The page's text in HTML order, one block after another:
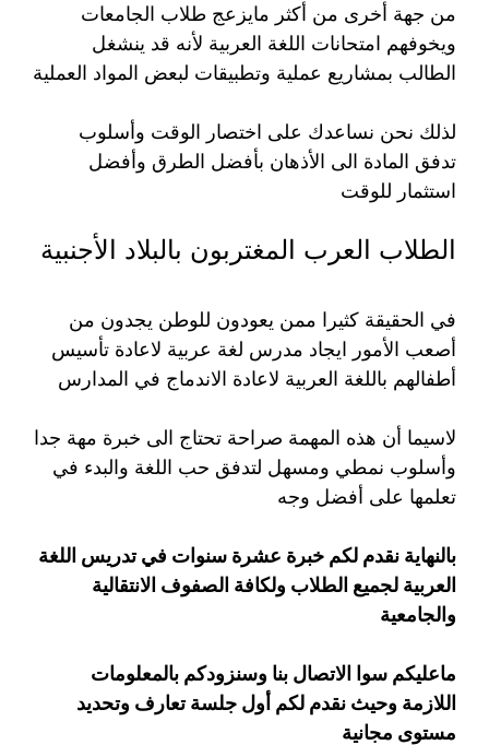
من جهة أخرى من أكثر مايزعج طلاب الجامعات
ويخوفهم امتحانات اللغة العربية لأنه قد ينشغل
الطالب بمشاريع عملية وتطبيقات لبعض المواد العملية
لذلك نحن نساعدك على اختصار الوقت وأسلوب
تدفق المادة الى الأذهان بأفضل الطرق وأفضل
استثمار للوقت
الطلاب العرب المغتربون بالبلاد الأجنبية
في الحقيقة كثيرا ممن يعودون للوطن يجدون من
أصعب الأمور ايجاد مدرس لغة عربية لاعادة تأسيس
أطفالهم باللغة العربية لاعادة الاندماج في المدارس
لاسيما أن هذه المهمة صراحة تحتاج الى خبرة مهة جدا
وأسلوب نمطي ومسهل لتدفق حب اللغة والبدء في
تعلمها على أفضل وجه
بالنهاية نقدم لكم خبرة عشرة سنوات في تدريس اللغة
العربية لجميع الطلاب ولكافة الصفوف الانتقالية
والجامعية
ماعليكم سوا الاتصال بنا وسنزودكم بالمعلومات
اللازمة وحيث نقدم لكم أول جلسة تعارف وتحديد
مستوى مجانية